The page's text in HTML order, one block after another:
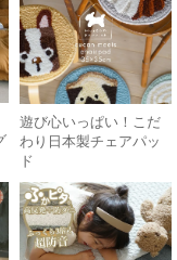
遊び心いっぱい！こだ
わり日本製チェアパッ
ド